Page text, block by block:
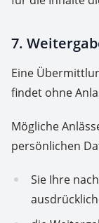
7.
Eine
findet ohne
Mögliche
persönlichen
Sie Ihre